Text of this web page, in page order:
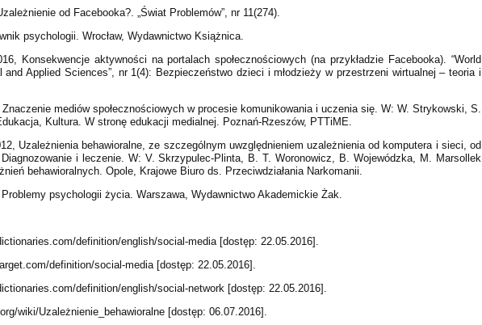
od Facebooka?. „Świat Problemów”, nr 11(274).
psychologii. Wrocław, Wydawnictwo Książnica.
Konsekwencje aktywności na portalach społecznościowych (na przykładzie Facebooka). “World
and Applied Sciences”, nr 1(4): Bezpieczeństwo dzieci i młodzieży w przestrzeni wirtualnej – teoria i
mediów społecznościowych w procesie komunikowania i uczenia się. W: W. Strykowski, S.
Kultura. W stronę edukacji medialnej. Poznań-Rzeszów, PTTiME.
Uzależnienia behawioralne, ze szczególnym uwzględnieniem uzależnienia od komputera i sieci, od
i leczenie. W: V. Skrzypulec-Plinta, B. T. Woronowicz, B. Wojewódzka, M. Marsollek
behawioralnych. Opole, Krajowe Biuro ds. Przeciwdziałania Narkomanii.
psychologii życia. Warszawa, Wydawnictwo Akademickie Żak.
definition/english/social-media [dostęp: 22.05.2016].
definition/social-media [dostęp: 22.05.2016].
definition/english/social-network [dostęp: 22.05.2016].
wiki/Uzależnienie_behawioralne [dostęp: 06.07.2016].